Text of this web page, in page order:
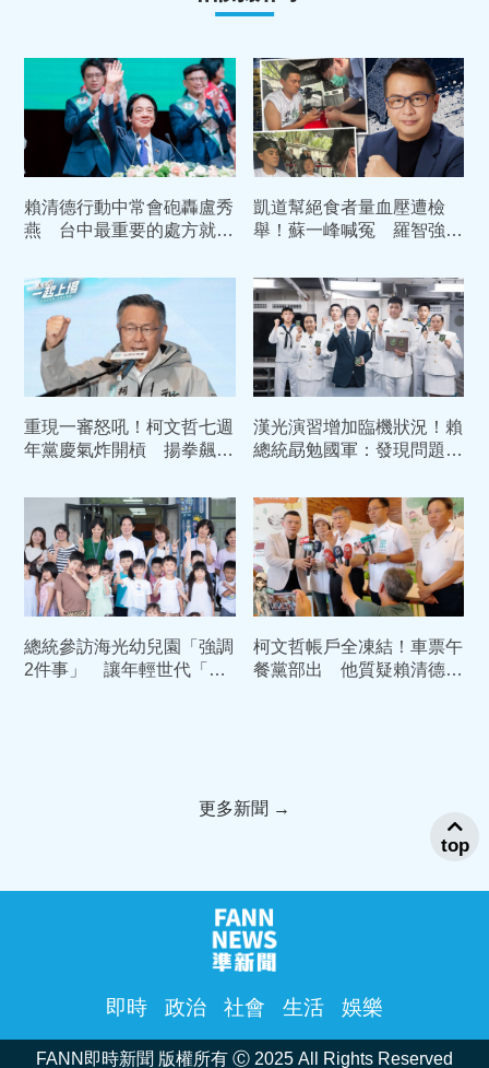
賴清德行動中常會砲轟盧秀
燕 台中最重要的處方就是
凱道幫絕食者量血壓遭檢
舉！蘇一峰喊冤 羅智強聲
重現一審怒吼！柯文哲七週
年黨慶氣炸開槓 揚拳飆嗆
漢光演習增加臨機狀況！賴
總統勗勉國軍：發現問題立
總統參訪海光幼兒園「強調
2件事」 讓年輕世代「敢
柯文哲帳戶全凍結！車票午
餐黨部出 他質疑賴清德：
更多新聞 →
即時 政治 社會 生活 娛樂
FANN即時新聞 版權所有 Ⓒ 2025 All Rights Reserved
top